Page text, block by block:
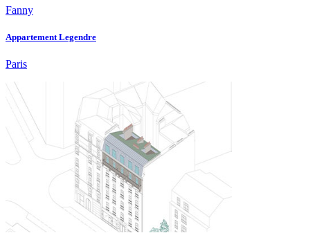
Fanny
Appartement Legendre
Paris